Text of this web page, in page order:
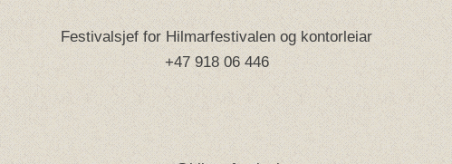
Festivalsjef for Hilmarfestivalen og kontorleiar
+47 918 06 446